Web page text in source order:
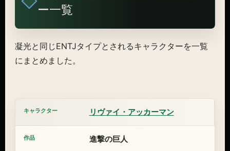
ー一覧
凝光と同じENTJタイプとされるキャラクターを一覧
にまとめました。
リヴァイ・アッカーマン
進撃の巨人